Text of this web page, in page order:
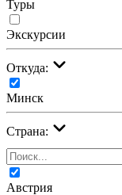
Туры
Экскурсии
Откуда:
Минск
Страна:
Австрия